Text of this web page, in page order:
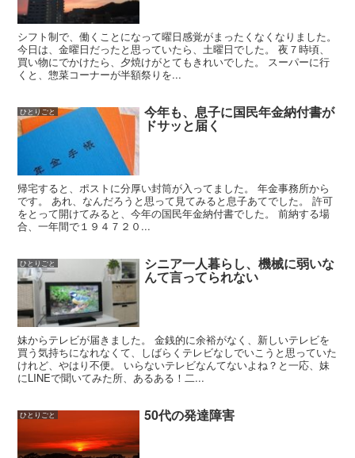
シフト制で、働くことになって曜日感覚がまったくなくなりました。
今日は、金曜日だったと思っていたら、土曜日でした。 夜７時頃、
買い物にでかけたら、夕焼けがとてもきれいでした。 スーパーに行
くと、惣菜コーナーが半額祭りを...
ひとりごと 今年も、息子に国民年金納付書が
ドサッと届く
帰宅すると、ポストに分厚い封筒が入ってました。 年金事務所から
です。 あれ、なんだろうと思って見てみると息子あてでした。 許可
をとって開けてみると、今年の国民年金納付書でした。 前納する場
合、一年間で１９４７２０...
ひとりごと シニア一人暮らし、機械に弱いな
んて言ってられない
妹からテレビが届きました。 金銭的に余裕がなく、新しいテレビを
買う気持ちになれなくて、しばらくテレビなしでいこうと思っていた
けれど、やはり不便。 いらないテレビなんてないよね？と一応、妹
にLINEで聞いてみた所、あるある！二...
ひとりごと 50代の発達障害